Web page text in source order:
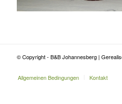
© Copyright - B&B Johannesberg |
Allgemeinen Bedingungen Kontakt